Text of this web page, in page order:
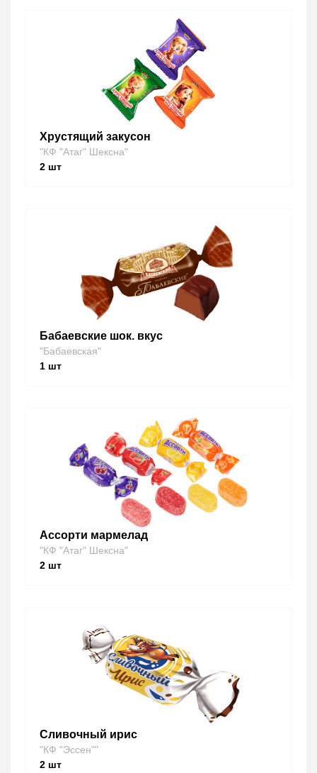
Хрустящий закусон
"КФ "Атаг" Шексна"
2 шт
Бабаевские шок. вкус
"Бабаевская"
1 шт
Ассорти мармелад
"КФ "Атаг" Шексна"
2 шт
Сливочный ирис
"КФ "Эссен""
2 шт